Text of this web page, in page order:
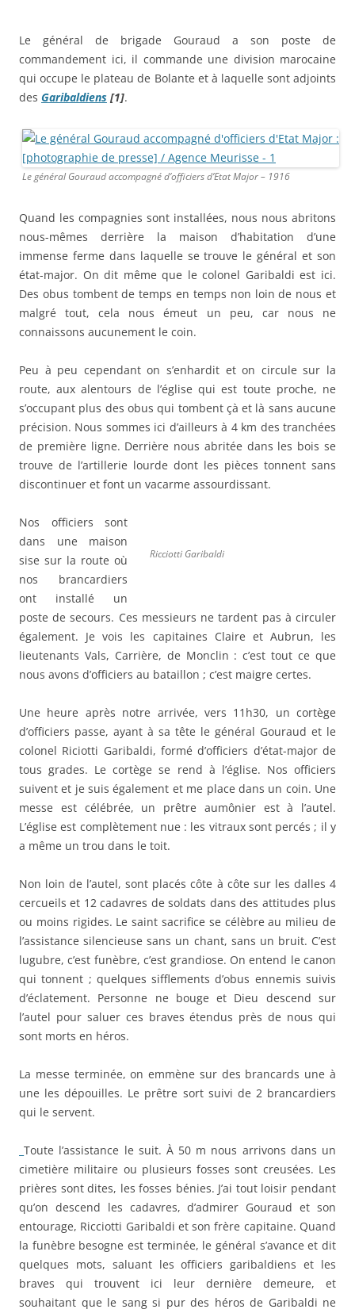
Le général de brigade Gouraud a son poste de
commandement ici, il commande une division marocaine
qui occupe le plateau de Bolante et à laquelle sont adjoints
des Garibaldiens [1].
Le général Gouraud accompagné d’officiers d’Etat Major – 1916
Quand les compagnies sont installées, nous nous abritons
nous-mêmes derrière la maison d’habitation d’une
immense ferme dans laquelle se trouve le général et son
état-major. On dit même que le colonel Garibaldi est ici.
Des obus tombent de temps en temps non loin de nous et
malgré tout, cela nous émeut un peu, car nous ne
connaissons aucunement le coin.
Peu à peu cependant on s’enhardit et on circule sur la
route, aux alentours de l’église qui est toute proche, ne
s’occupant plus des obus qui tombent çà et là sans aucune
précision. Nous sommes ici d’ailleurs à 4 km des tranchées
de première ligne. Derrière nous abritée dans les bois se
trouve de l’artillerie lourde dont les pièces tonnent sans
discontinuer et font un vacarme assourdissant.
Ricciotti Garibaldi
Nos officiers sont
dans une maison
sise sur la route où
nos brancardiers
ont installé un
poste de secours. Ces messieurs ne tardent pas à circuler
également. Je vois les capitaines Claire et Aubrun, les
lieutenants Vals, Carrière, de Monclin : c’est tout ce que
nous avons d’officiers au bataillon ; c’est maigre certes.
Une heure après notre arrivée, vers 11h30, un cortège
d’officiers passe, ayant à sa tête le général Gouraud et le
colonel Riciotti Garibaldi, formé d’officiers d’état-major de
tous grades. Le cortège se rend à l’église. Nos officiers
suivent et je suis également et me place dans un coin. Une
messe est célébrée, un prêtre aumônier est à l’autel.
L’église est complètement nue : les vitraux sont percés ; il y
a même un trou dans le toit.
Non loin de l’autel, sont placés côte à côte sur les dalles 4
cercueils et 12 cadavres de soldats dans des attitudes plus
ou moins rigides. Le saint sacrifice se célèbre au milieu de
l’assistance silencieuse sans un chant, sans un bruit. C’est
lugubre, c’est funèbre, c’est grandiose. On entend le canon
qui tonnent ; quelques sifflements d’obus ennemis suivis
d’éclatement. Personne ne bouge et Dieu descend sur
l’autel pour saluer ces braves étendus près de nous qui
sont morts en héros.
La messe terminée, on emmène sur des brancards une à
une les dépouilles. Le prêtre sort suivi de 2 brancardiers
qui le servent.
Toute l’assistance le suit. À 50 m nous arrivons dans un
cimetière militaire ou plusieurs fosses sont creusées. Les
prières sont dites, les fosses bénies. J’ai tout loisir pendant
qu’on descend les cadavres, d’admirer Gouraud et son
entourage, Ricciotti Garibaldi et son frère capitaine. Quand
la funèbre besogne est terminée, le général s’avance et dit
quelques mots, saluant les officiers garibaldiens et les
braves qui trouvent ici leur dernière demeure, et
souhaitant que le sang si pur des héros de Garibaldi ne